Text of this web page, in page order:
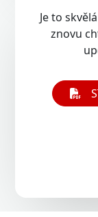
Je to
znovu
Open On A New Tab